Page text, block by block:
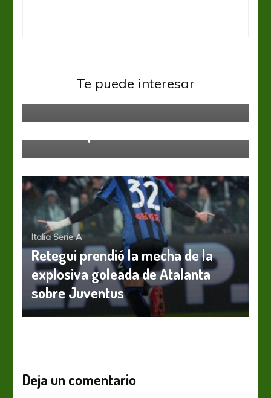
Te puede interesar
Serie A: Napoli es contundente e
Italia Serie A
Retegui prendió la mecha de la
explosiva goleada de Atalanta
sobre Juventus
Deja un comentario